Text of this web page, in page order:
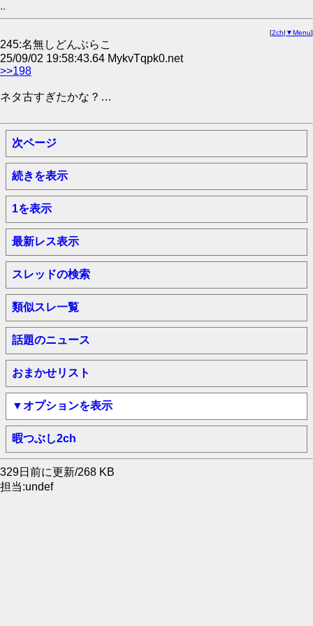
..
[2ch| ▼Menu]
245:名無しどんぶらこ
25/09/02 19:58:43.64 MykvTqpk0.net
>>198
ネタ古すぎたかな？…
次ページ
続きを表示
1を表示
最新レス表示
スレッドの検索
類似スレ一覧
話題のニュース
おまかせリスト
▼オプションを表示
暇つぶし2ch
329日前に更新/268 KB
担当:undef